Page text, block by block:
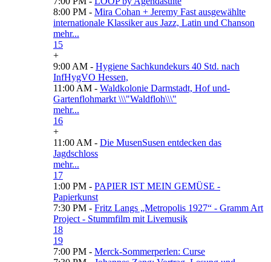
8:00 PM - Mira Cohan + Jeremy Fast ausgewählte
internationale Klassiker aus Jazz, Latin und Chanson
mehr...
15
+
9:00 AM - Hygiene Sachkundekurs 40 Std. nach
InfHygVO Hessen,
11:00 AM - Waldkolonie Darmstadt, Hof und-
Gartenflohmarkt \\\"Waldfloh\\\"
mehr...
16
+
11:00 AM - Die MusenSusen entdecken das
Jagdschloss
mehr...
17
1:00 PM - PAPIER IST MEIN GEMÜSE -
Papierkunst
7:30 PM - Fritz Langs „Metropolis 1927“ - Gramm Art
Project - Stummfilm mit Livemusik
18
19
7:00 PM - Merck-Sommerperlen: Curse